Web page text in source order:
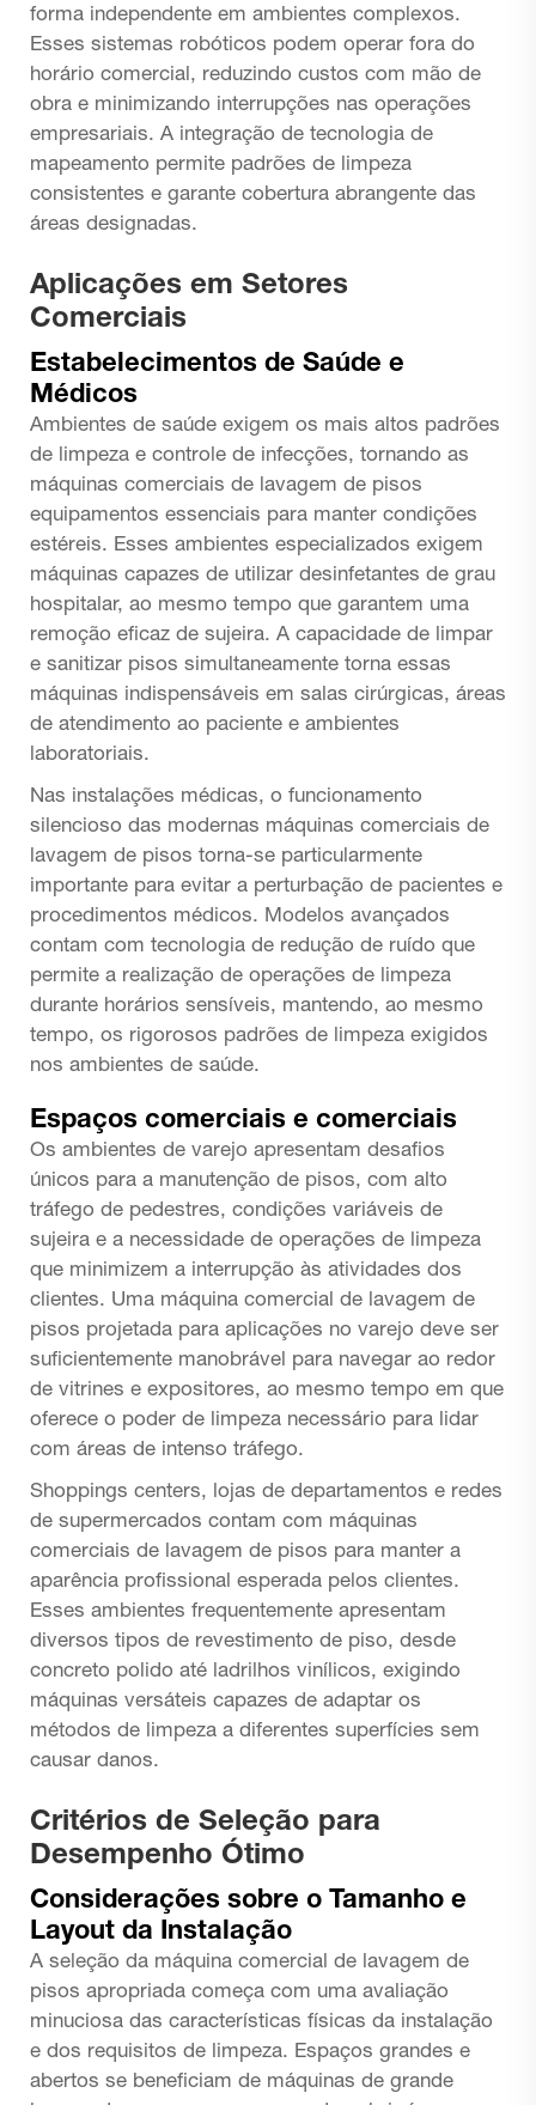
forma independente em ambientes complexos.
Esses sistemas robóticos podem operar fora do
horário comercial, reduzindo custos com mão de
obra e minimizando interrupções nas operações
empresariais. A integração de tecnologia de
mapeamento permite padrões de limpeza
consistentes e garante cobertura abrangente das
áreas designadas.
Aplicações em Setores
Comerciais
Estabelecimentos de Saúde e
Médicos
Ambientes de saúde exigem os mais altos padrões
de limpeza e controle de infecções, tornando as
máquinas comerciais de lavagem de pisos
equipamentos essenciais para manter condições
estéreis. Esses ambientes especializados exigem
máquinas capazes de utilizar desinfetantes de grau
hospitalar, ao mesmo tempo que garantem uma
remoção eficaz de sujeira. A capacidade de limpar
e sanitizar pisos simultaneamente torna essas
máquinas indispensáveis em salas cirúrgicas, áreas
de atendimento ao paciente e ambientes
laboratoriais.
Nas instalações médicas, o funcionamento
silencioso das modernas máquinas comerciais de
lavagem de pisos torna-se particularmente
importante para evitar a perturbação de pacientes e
procedimentos médicos. Modelos avançados
contam com tecnologia de redução de ruído que
permite a realização de operações de limpeza
durante horários sensíveis, mantendo, ao mesmo
tempo, os rigorosos padrões de limpeza exigidos
nos ambientes de saúde.
Espaços comerciais e comerciais
Os ambientes de varejo apresentam desafios
únicos para a manutenção de pisos, com alto
tráfego de pedestres, condições variáveis de
sujeira e a necessidade de operações de limpeza
que minimizem a interrupção às atividades dos
clientes. Uma máquina comercial de lavagem de
pisos projetada para aplicações no varejo deve ser
suficientemente manobrável para navegar ao redor
de vitrines e expositores, ao mesmo tempo em que
oferece o poder de limpeza necessário para lidar
com áreas de intenso tráfego.
Shoppings centers, lojas de departamentos e redes
de supermercados contam com máquinas
comerciais de lavagem de pisos para manter a
aparência profissional esperada pelos clientes.
Esses ambientes frequentemente apresentam
diversos tipos de revestimento de piso, desde
concreto polido até ladrilhos vinílicos, exigindo
máquinas versáteis capazes de adaptar os
métodos de limpeza a diferentes superfícies sem
causar danos.
Critérios de Seleção para
Desempenho Ótimo
Considerações sobre o Tamanho e
Layout da Instalação
A seleção da máquina comercial de lavagem de
pisos apropriada começa com uma avaliação
minuciosa das características físicas da instalação
e dos requisitos de limpeza. Espaços grandes e
abertos se beneficiam de máquinas de grande